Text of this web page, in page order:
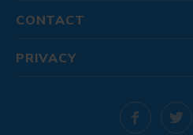
CONTACT
PRIVACY